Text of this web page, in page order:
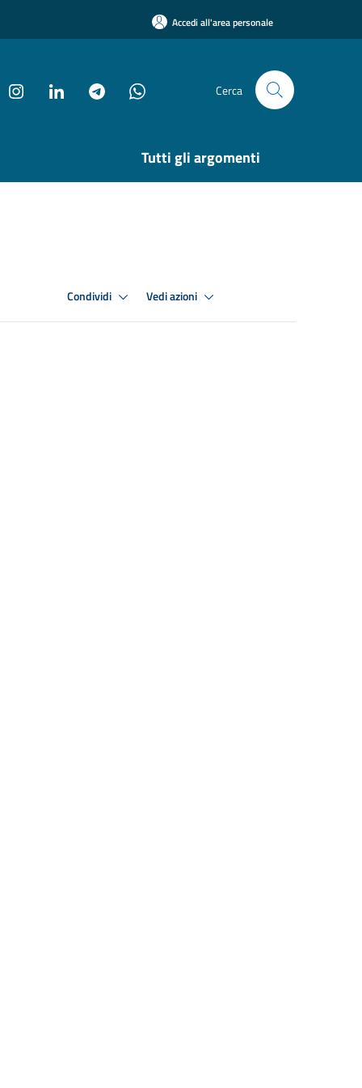
Accedi all'area personale
Cerca
Tutti gli argomenti
Condividi Vedi azioni